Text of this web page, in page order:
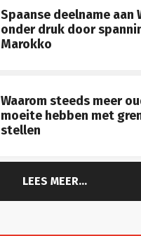
Spaanse deelname aan
onder druk door
Marokko
Waarom steeds meer
moeite hebben met
stellen
LEES MEER...